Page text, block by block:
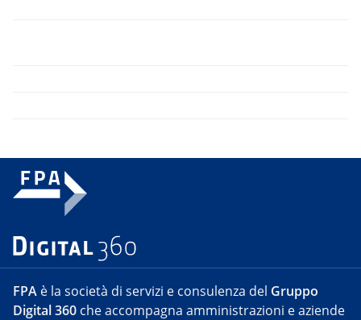
FPA è la società di servizi e consulenza del Gruppo
Digital 360 che accompagna amministrazioni e aziende